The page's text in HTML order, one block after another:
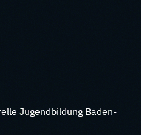
Jugendbildung Baden-